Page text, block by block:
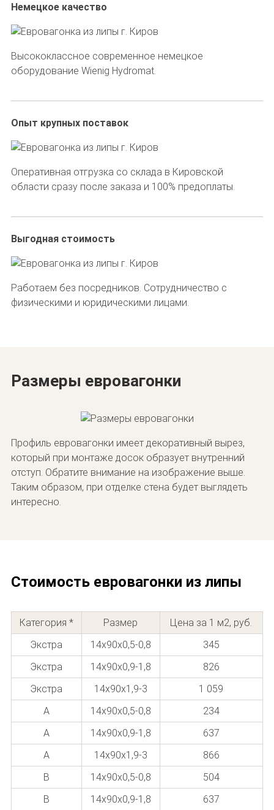
Немецкое качество
Высококлассное современное немецкое
оборудование Wienig Hydromat.
Опыт крупных поставок
Оперативная отгрузка со склада в Кировской
области сразу после заказа и 100% предоплаты.
Выгодная стоимость
Работаем без посредников. Сотрудничество с
физическими и юридическими лицами.
Размеры евровагонки
Профиль евровагонки имеет декоративный вырез,
который при монтаже досок образует внутренний
отступ. Обратите внимание на изображение выше.
Таким образом, при отделке стена будет выглядеть
интересно.
Стоимость евровагонки из липы
Категория * Размер
Цена за 1 м2, руб.
Экстра
14х90х0,5-0,8
345
Экстра
14x90x0,9-1,8
826
Экстра
14x90x1,9-3
1 059
A
14x90x0,5-0,8
234
A
14x90x0,9-1,8
637
A
14x90x1,9-3
866
В
14x90x0,5-0,8
504
В
14x90x0,9-1,8 637